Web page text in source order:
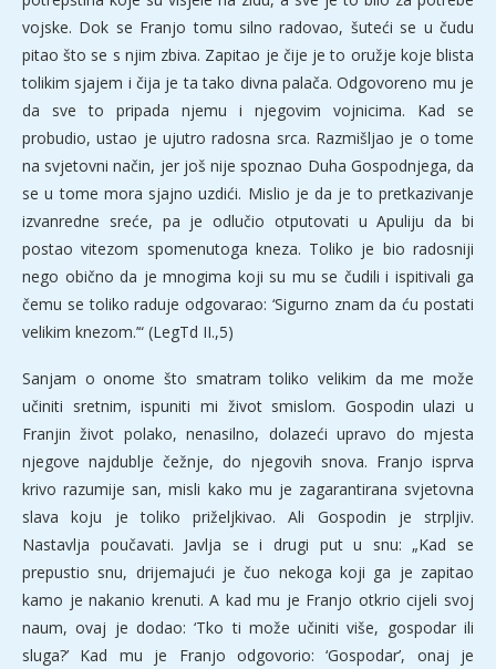
vojske. Dok se Franjo tomu silno radovao, šuteći se u čudu
pitao što se s njim zbiva. Zapitao je čije je to oružje koje blista
tolikim sjajem i čija je ta tako divna palača. Odgovoreno mu je
da sve to pripada njemu i njegovim vojnicima. Kad se
probudio, ustao je ujutro radosna srca. Razmišljao je o tome
na svjetovni način, jer još nije spoznao Duha Gospodnjega, da
se u tome mora sjajno uzdići. Mislio je da je to pretkazivanje
izvanredne sreće, pa je odlučio otputovati u Apuliju da bi
postao vitezom spomenutoga kneza. Toliko je bio radosniji
nego obično da je mnogima koji su mu se čudili i ispitivali ga
čemu se toliko raduje odgovarao: ‘Sigurno znam da ću postati
velikim knezom.’“ (LegTd II.,5)
Sanjam o onome što smatram toliko velikim da me može
učiniti sretnim, ispuniti mi život smislom. Gospodin ulazi u
Franjin život polako, nenasilno, dolazeći upravo do mjesta
njegove najdublje čežnje, do njegovih snova. Franjo isprva
krivo razumije san, misli kako mu je zagarantirana svjetovna
slava koju je toliko priželjkivao. Ali Gospodin je strpljiv.
Nastavlja poučavati. Javlja se i drugi put u snu: „Kad se
prepustio snu, drijemajući je čuo nekoga koji ga je zapitao
kamo je nakanio krenuti. A kad mu je Franjo otkrio cijeli svoj
naum, ovaj je dodao: ‘Tko ti može učiniti više, gospodar ili
sluga?’ Kad mu je Franjo odgovorio: ‘Gospodar’, onaj je